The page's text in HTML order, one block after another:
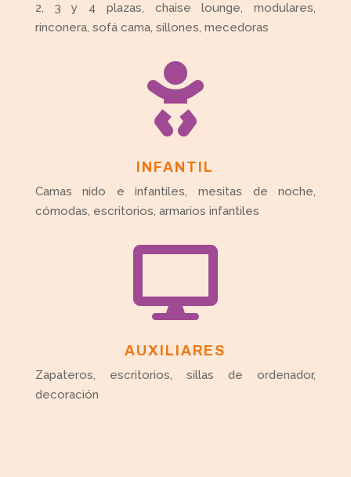
2, 3 y 4 plazas, chaise lounge, modulares,
rinconera, sofá cama, sillones, mecedoras

INFANTIL
Camas nido e infantiles, mesitas de noche,
cómodas, escritorios, armarios infantiles

AUXILIARES
Zapateros, escritorios, sillas de ordenador,
decoración